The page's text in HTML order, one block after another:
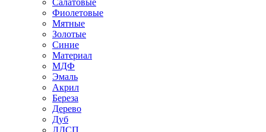
Салатовые
Фиолетовые
Мятные
Золотые
Синие
Материал
МДФ
Эмаль
Акрил
Береза
Дерево
Дуб
ЛДСП